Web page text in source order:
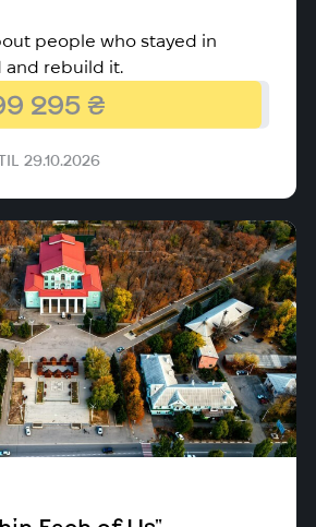
people who stayed in
and rebuild it.
295 ₴
29.10.2026